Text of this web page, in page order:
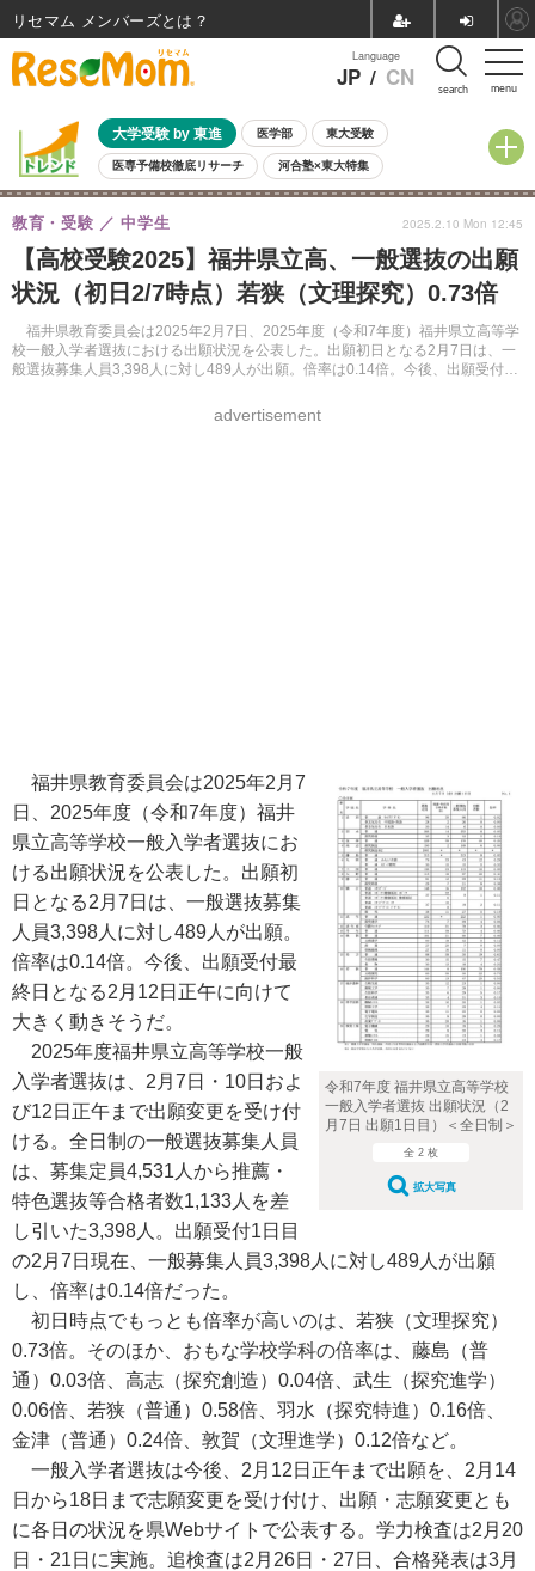
menu
Language
JP / CN search
大学受験 by 東進 医学部 東大受験
医専予備校徹底リサーチ 河合塾×東大特集
親子で考える大学選び 高校受験 中学受験 小学校受験
共通テスト 夏休み
8月開催イベント・WS 全国公立高校 過去問 人気記事
自由研究教材（小学生向け） 自由研究教材（中学生向け） ランキング
【高校受験2025】福井県立高、一般選抜の出願
状況（初日2/7時点）若狭（文理探究）0.73倍
福井県教育委員会は2025年2月7日、2025年度（令和7年度）福井県立高等学
校一般入学者選抜における出願状況を公表した。出願初日となる2月7日は、一
般選抜募集人員3,398人に対し489人が出願。倍率は0.14倍。今後、出願受付最
教育・受験 中学生
advertisement
2025.2.10 Mon 12:45
令和7年度 福井県立高等学校
一般入学者選抜 出願状況（2
月7日 出願1日目）＜全日制＞
全 2 枚
拡大写真
福井県教育委員会は2025年2月7
日、2025年度（令和7年度）福井
県立高等学校一般入学者選抜にお
ける出願状況を公表した。出願初
日となる2月7日は、一般選抜募集
人員3,398人に対し489人が出願。
倍率は0.14倍。今後、出願受付最
終日となる2月12日正午に向けて
大きく動きそうだ。
2025年度福井県立高等学校一般
入学者選抜は、2月7日・10日およ
び12日正午まで出願変更を受け付
ける。全日制の一般選抜募集人員
は、募集定員4,531人から推薦・
特色選抜等合格者数1,133人を差
し引いた3,398人。出願受付1日目
の2月7日現在、一般募集人員3,398人に対し489人が出願
し、倍率は0.14倍だった。
初日時点でもっとも倍率が高いのは、若狭（文理探究）
0.73倍。そのほか、おもな学校学科の倍率は、藤島（普
通）0.03倍、高志（探究創造）0.04倍、武生（探究進学）
0.06倍、若狭（普通）0.58倍、羽水（探究特進）0.16倍、
金津（普通）0.24倍、敦賀（文理進学）0.12倍など。
一般入学者選抜は今後、2月12日正午まで出願を、2月14
日から18日まで志願変更を受け付け、出願・志願変更とも
に各日の状況を県Webサイトで公表する。学力検査は2月20
日・21日に実施。追検査は2月26日・27日、合格発表は3月
リセマム メンバーズ